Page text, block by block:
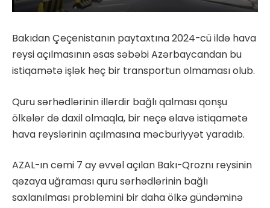
Bakıdan Çeçenistanın paytaxtına 2024-cü ildə hava
reysi açılmasının əsas səbəbi Azərbaycandan bu
istiqamətə işlək heç bir transportun olmaması olub.
Quru sərhədlərinin illərdir bağlı qalması qonşu
ölkələr də daxil olmaqla, bir neçə əlavə istiqamətə
hava reyslərinin açılmasına məcburiyyət yaradıb.
AZAL-ın cəmi 7 ay əvvəl açılan Bakı-Qroznı reysinin
qəzaya uğraması quru sərhədlərinin bağlı
saxlanılması problemini bir daha ölkə gündəminə